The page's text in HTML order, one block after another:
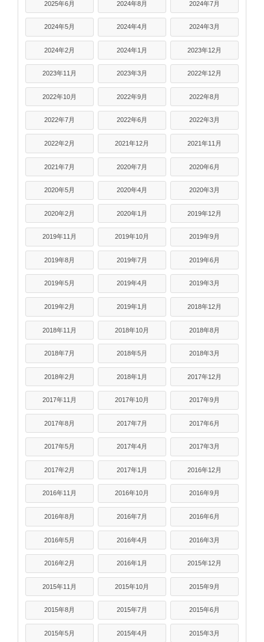
2025年6月 2024年8月 2024年7月
2024年5月 2024年4月 2024年3月
2024年2月 2024年1月 2023年12月
2023年11月 2023年3月 2022年12月
2022年10月 2022年9月 2022年8月
2022年7月 2022年6月 2022年3月
2022年2月 2021年12月 2021年11月
2021年7月 2020年7月 2020年6月
2020年5月 2020年4月 2020年3月
2020年2月 2020年1月 2019年12月
2019年11月 2019年10月 2019年9月
2019年8月 2019年7月 2019年6月
2019年5月 2019年4月 2019年3月
2019年2月 2019年1月 2018年12月
2018年11月 2018年10月 2018年8月
2018年7月 2018年5月 2018年3月
2018年2月 2018年1月 2017年12月
2017年11月 2017年10月 2017年9月
2017年8月 2017年7月 2017年6月
2017年5月 2017年4月 2017年3月
2017年2月 2017年1月 2016年12月
2016年11月 2016年10月 2016年9月
2016年8月 2016年7月 2016年6月
2016年5月 2016年4月 2016年3月
2016年2月 2016年1月 2015年12月
2015年11月 2015年10月 2015年9月
2015年8月 2015年7月 2015年6月
2015年5月 2015年4月 2015年3月